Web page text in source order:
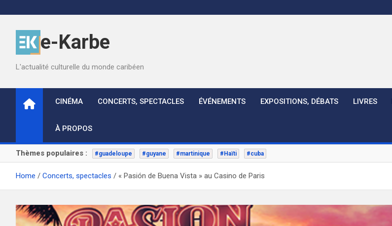
to
content
e-Karbe
L'actualité culturelle du monde caribéen
CINÉMA CONCERTS, SPECTACLES ÉVÉNEMENTS EXPOSITIONS, DÉBATS LIVRES
À PROPOS
Thèmes populaires : #guadeloupe #guyane #martinique #Haïti #cuba
Home Concerts, spectacles « Pasión de Buena Vista » au Casino de Paris